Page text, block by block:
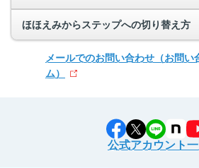
ほほえみからステップへの切り替え方
メールでのお問い合わせ （お問
ム）
公式アカウント